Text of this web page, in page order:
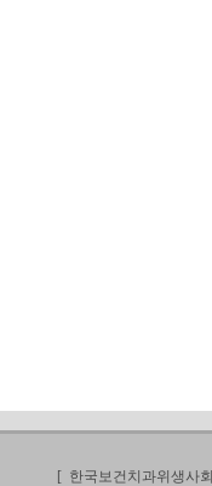
[ 한국보건치과위생사회